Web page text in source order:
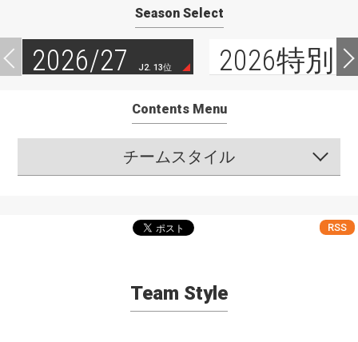
Season Select
2026/27 J2. 13位 2026特別
Contents Menu
チームスタイル
RSS
Team Style